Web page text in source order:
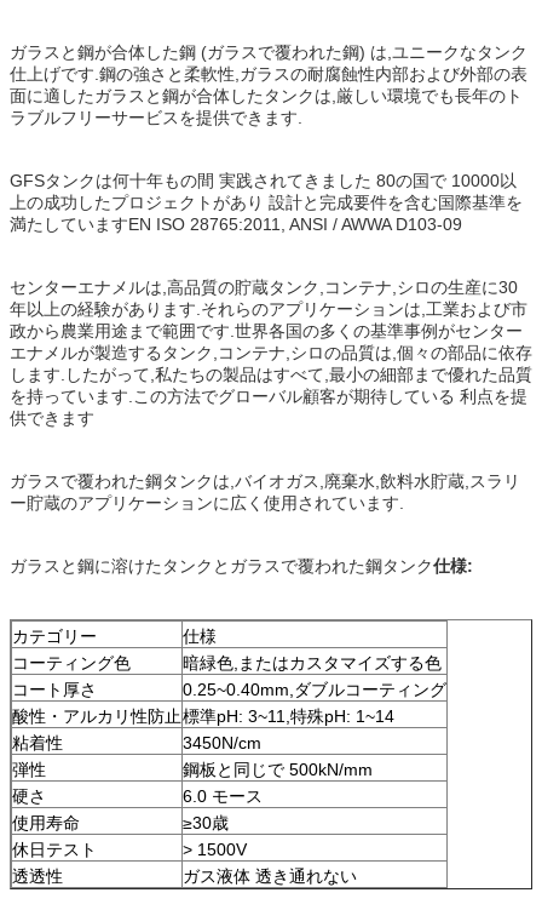
ガラスと鋼が合体した鋼 (ガラスで覆われた鋼) は,ユニークなタンク
仕上げです.鋼の強さと柔軟性,ガラスの耐腐蝕性内部および外部の表
面に適したガラスと鋼が合体したタンクは,厳しい環境でも長年のト
ラブルフリーサービスを提供できます.
GFSタンクは何十年もの間 実践されてきました 80の国で 10000以
上の成功したプロジェクトがあり 設計と完成要件を含む国際基準を
満たしていますEN ISO 28765:2011, ANSI / AWWA D103-09
センターエナメルは,高品質の貯蔵タンク,コンテナ,シロの生産に30
年以上の経験があります.それらのアプリケーションは,工業および市
政から農業用途まで範囲です.世界各国の多くの基準事例がセンター
エナメルが製造するタンク,コンテナ,シロの品質は,個々の部品に依存
します.したがって,私たちの製品はすべて,最小の細部まで優れた品質
を持っています.この方法でグローバル顧客が期待している 利点を提
供できます
ガラスで覆われた鋼タンクは,バイオガス,廃棄水,飲料水貯蔵,スラリ
ー貯蔵のアプリケーションに広く使用されています.
ガラスと鋼に溶けたタンクとガラスで覆われた鋼タンク仕様:
カテゴリー
仕様
コーティング色
暗緑色,またはカスタマイズする色
コート厚さ
0.25~0.40mm,ダブルコーティング
酸性・アルカリ性防止標準pH: 3~11,特殊pH: 1~14
粘着性
3450N/cm
弾性
鋼板と同じで 500kN/mm
硬さ
6.0 モース
使用寿命
≥30歳
休日テスト
> 1500V
透透性
ガス液体 透き通れない